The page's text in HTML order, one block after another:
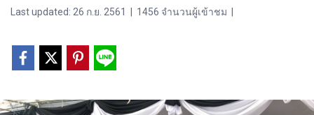
Last updated: 26 ก.ย. 2561 1456 จำนวนผู้เข้าชม